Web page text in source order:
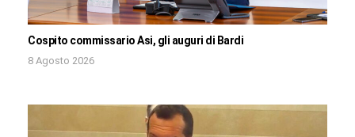
Cospito commissario Asi, gli auguri di Bardi
8 Agosto 2026